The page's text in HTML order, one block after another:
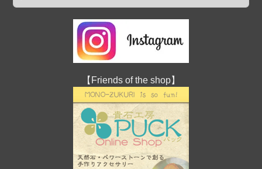
【Friends of the shop】